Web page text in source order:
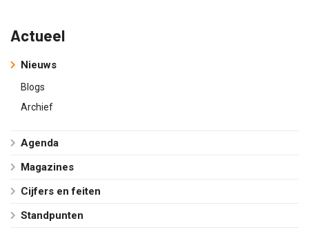
Actueel
Nieuws
Blogs
Archief
Agenda
Magazines
Cijfers en feiten
Standpunten